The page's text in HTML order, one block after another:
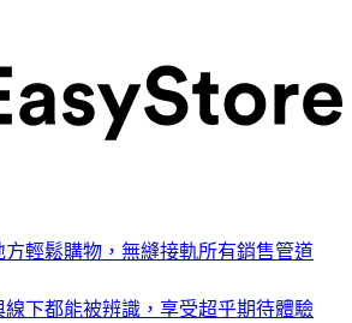
輕鬆購物，無縫接軌所有銷售管道
下都能被辨識，享受超乎期待體驗